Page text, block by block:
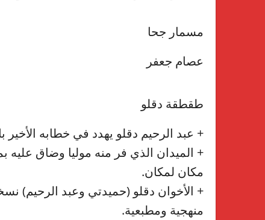
مسمار جحا
عصام جعفر
طقطقة دقلو
+ عبد الرحيم دقلو يهدد في خطابه
+ الميدان الذي فر منه موليا وضاق
مكان لمكان.
+ الأخوان دقلو (حميدتي وعبد الرحيم)
منهجية ومطبعية.